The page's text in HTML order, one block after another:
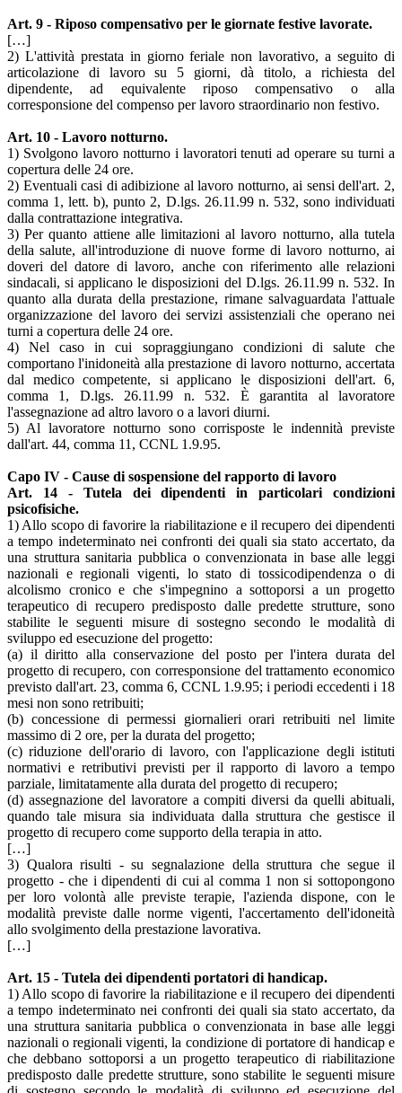
Art. 9 - Riposo compensativo per le giornate festive lavorate.
[…]
2) L'attività prestata in giorno feriale non lavorativo, a seguito di
articolazione di lavoro su 5 giorni, dà titolo, a richiesta del
dipendente, ad equivalente riposo compensativo o alla
corresponsione del compenso per lavoro straordinario non festivo.
Art. 10 - Lavoro notturno.
1) Svolgono lavoro notturno i lavoratori tenuti ad operare su turni a
copertura delle 24 ore.
2) Eventuali casi di adibizione al lavoro notturno, ai sensi dell'art. 2,
comma 1, lett. b), punto 2, D.lgs. 26.11.99 n. 532, sono individuati
dalla contrattazione integrativa.
3) Per quanto attiene alle limitazioni al lavoro notturno, alla tutela
della salute, all'introduzione di nuove forme di lavoro notturno, ai
doveri del datore di lavoro, anche con riferimento alle relazioni
sindacali, si applicano le disposizioni del D.lgs. 26.11.99 n. 532. In
quanto alla durata della prestazione, rimane salvaguardata l'attuale
organizzazione del lavoro dei servizi assistenziali che operano nei
turni a copertura delle 24 ore.
4) Nel caso in cui sopraggiungano condizioni di salute che
comportano l'inidoneità alla prestazione di lavoro notturno, accertata
dal medico competente, si applicano le disposizioni dell'art. 6,
comma 1, D.lgs. 26.11.99 n. 532. È garantita al lavoratore
l'assegnazione ad altro lavoro o a lavori diurni.
5) Al lavoratore notturno sono corrisposte le indennità previste
dall'art. 44, comma 11, CCNL 1.9.95.
Capo IV - Cause di sospensione del rapporto di lavoro
Art. 14 - Tutela dei dipendenti in particolari condizioni
psicofisiche.
1) Allo scopo di favorire la riabilitazione e il recupero dei dipendenti
a tempo indeterminato nei confronti dei quali sia stato accertato, da
una struttura sanitaria pubblica o convenzionata in base alle leggi
nazionali e regionali vigenti, lo stato di tossicodipendenza o di
alcolismo cronico e che s'impegnino a sottoporsi a un progetto
terapeutico di recupero predisposto dalle predette strutture, sono
stabilite le seguenti misure di sostegno secondo le modalità di
sviluppo ed esecuzione del progetto:
(a) il diritto alla conservazione del posto per l'intera durata del
progetto di recupero, con corresponsione del trattamento economico
previsto dall'art. 23, comma 6, CCNL 1.9.95; i periodi eccedenti i 18
mesi non sono retribuiti;
(b) concessione di permessi giornalieri orari retribuiti nel limite
massimo di 2 ore, per la durata del progetto;
(c) riduzione dell'orario di lavoro, con l'applicazione degli istituti
normativi e retributivi previsti per il rapporto di lavoro a tempo
parziale, limitatamente alla durata del progetto di recupero;
(d) assegnazione del lavoratore a compiti diversi da quelli abituali,
quando tale misura sia individuata dalla struttura che gestisce il
progetto di recupero come supporto della terapia in atto.
[…]
3) Qualora risulti - su segnalazione della struttura che segue il
progetto - che i dipendenti di cui al comma 1 non si sottopongono
per loro volontà alle previste terapie, l'azienda dispone, con le
modalità previste dalle norme vigenti, l'accertamento dell'idoneità
allo svolgimento della prestazione lavorativa.
[…]
Art. 15 - Tutela dei dipendenti portatori di handicap.
1) Allo scopo di favorire la riabilitazione e il recupero dei dipendenti
a tempo indeterminato nei confronti dei quali sia stato accertato, da
una struttura sanitaria pubblica o convenzionata in base alle leggi
nazionali o regionali vigenti, la condizione di portatore di handicap e
che debbano sottoporsi a un progetto terapeutico di riabilitazione
predisposto dalle predette strutture, sono stabilite le seguenti misure